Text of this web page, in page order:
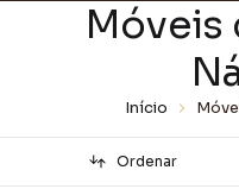
Móveis
Início
Ordenar